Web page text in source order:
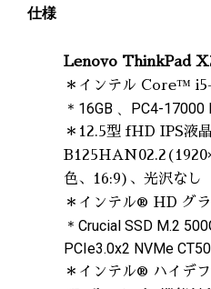
仕様
Lenovo ThinkPad
＊インテル Core™
＊16GB 、PC4-17000
＊12.5型 fHD IPS液
色、16:9)、光沢なし
＊インテル® HD グ
＊Crucial SSD M.2
PCIe3.0x2 NVMe
＊インテル® ハイデ